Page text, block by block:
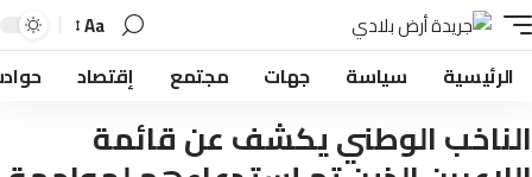
Aa
سياسة جهات مجتمع إقتصاد حوادث
الوطني يكشف عن قائمة